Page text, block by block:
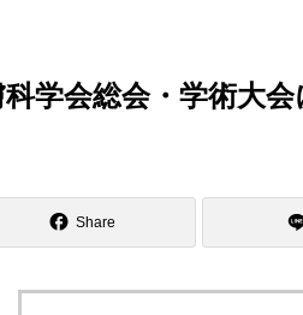
学会総会・学術大
Share